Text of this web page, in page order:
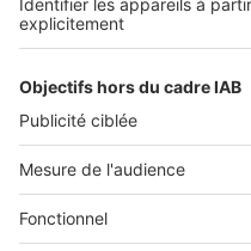
À DÉCOUVRIR
Tout l'immobilier
Toutes les villes
Tous les départements
Toutes les régions